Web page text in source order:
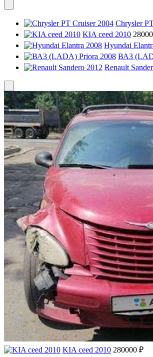
Chrysler
KIA ceed 2010
Hyundai
ВАЗ
Renault
KIA ceed 2010 280000 ₽